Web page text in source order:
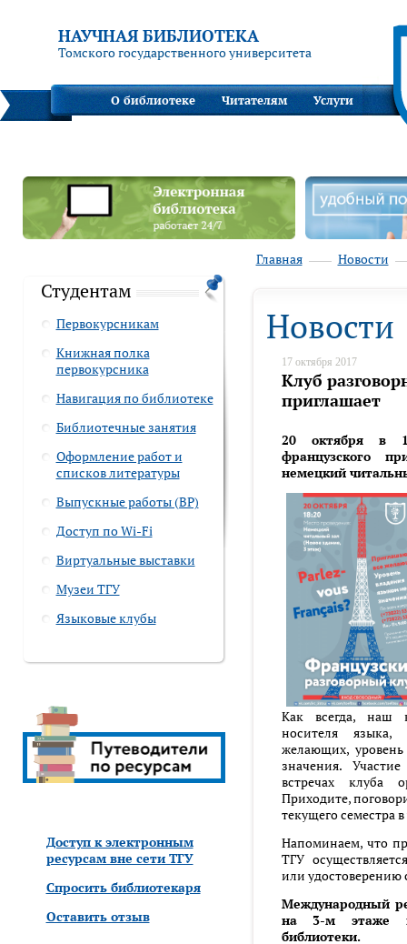
НАУЧНАЯ БИБЛИОТЕКА
Томского государственного университета
О библиотеке Читателям Услуги
Студентам
Первокурсникам
Книжная полка
первокурсника
Навигация по библиотеке
Библиотечные занятия
Оформление работ и
списков литературы
Выпускные работы (ВР)
Доступ по Wi-Fi
Виртуальные выставки
Музеи ТГУ
Языковые клубы
Доступ к электронным
ресурсам вне сети ТГУ
Спросить библиотекаря
Оставить отзыв
Главная Новости
Новости
17 октября 2017
Клуб
приглашает
20 октября в
французского
немецкий
Как всегда, наш
носителя
желающих,
значения.
встречах клуба
Приходите,
текущего семестра
Напоминаем, что
ТГУ
или удостоверению
Международный
на 3-м этаже
библиотеки.